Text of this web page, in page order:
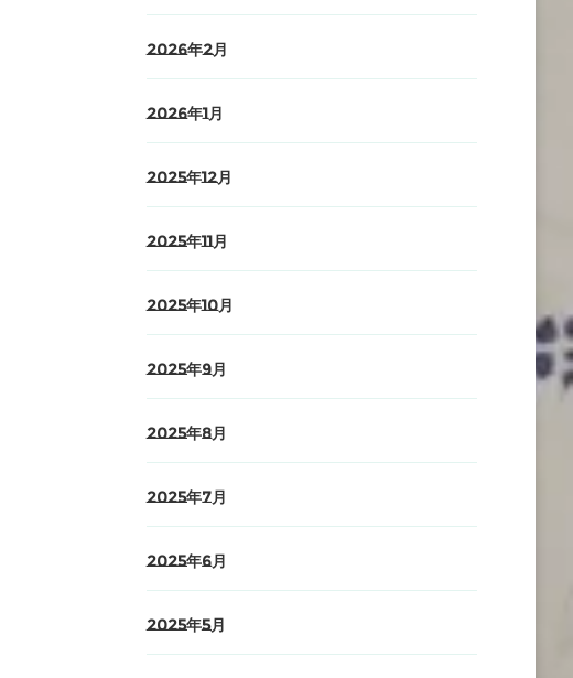
2026年2月
2026年1月
2025年12月
2025年11月
2025年10月
2025年9月
2025年8月
2025年7月
2025年6月
2025年5月